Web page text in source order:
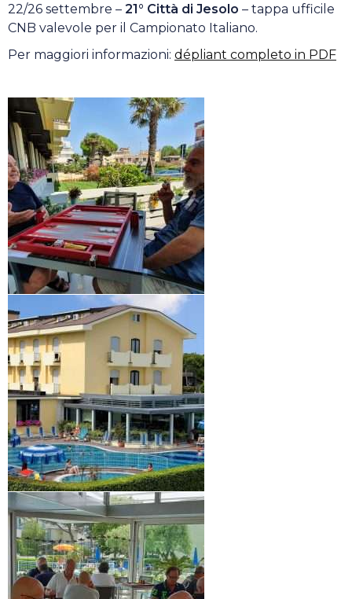
22/26 settembre – 21° Città di Jesolo – tappa ufficile
CNB valevole per il Campionato Italiano.
Per maggiori informazioni: dépliant completo in PDF